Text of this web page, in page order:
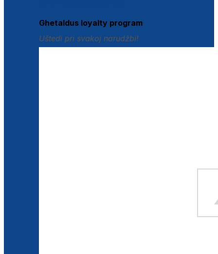
Ghetaldus loyalty program
Uštedi pri svakoj narudžbi!